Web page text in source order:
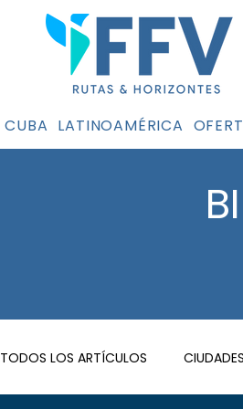
CUBA LATINOAMÉRICA
TODOS LOS ARTÍCULOS